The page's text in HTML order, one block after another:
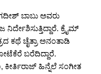
ಬಾಬು ಅವರು
ಕ್ರೈಮ್
ಕಥೆ ಚೈತ್ರಾ ಅನಂತಾಡಿ
ಬರೆದಿದ್ದಾರೆ.
ಹಿನ್ನೆಲೆ ಸಂಗೀತ